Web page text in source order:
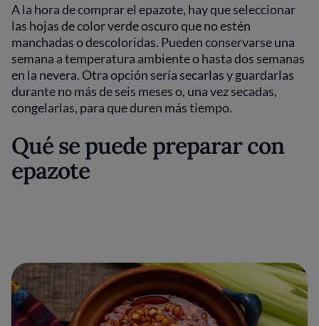
A la hora de comprar el epazote, hay que seleccionar
las hojas de color verde oscuro que no estén
manchadas o descoloridas. Pueden conservarse una
semana a temperatura ambiente o hasta dos semanas
en la nevera. Otra opción sería secarlas y guardarlas
durante no más de seis meses o, una vez secadas,
congelarlas, para que duren más tiempo.
Qué se puede preparar con
epazote